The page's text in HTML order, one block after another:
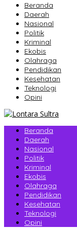
Beranda
Daerah
Nasional
Politik
Kriminal
Ekobis
Olahraga
Pendidikan
Kesehatan
Teknologi
Opini
Beranda
Daerah
Nasional
Politik
Kriminal
Ekobis
Olahraga
Pendidikan
Kesehatan
Teknologi
Opini